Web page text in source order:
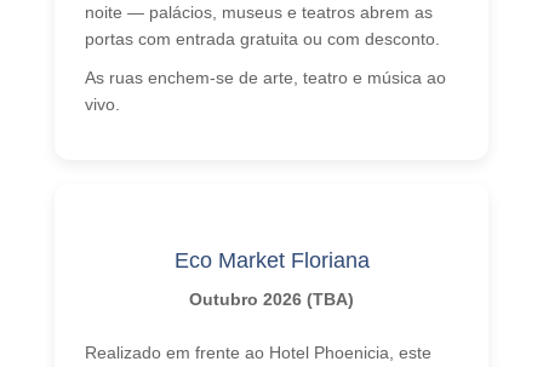
noite — palácios, museus e teatros abrem as
portas com entrada gratuita ou com desconto.
As ruas enchem-se de arte, teatro e música ao
vivo.
Eco Market Floriana
Outubro 2026 (TBA)
Realizado em frente ao Hotel Phoenicia, este